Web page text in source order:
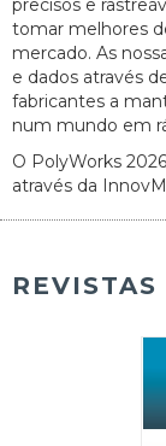
precisos e
tomar melhores
mercado. As
e dados através
fabricantes a
num mundo em
O PolyWorks
através da
REVISTAS